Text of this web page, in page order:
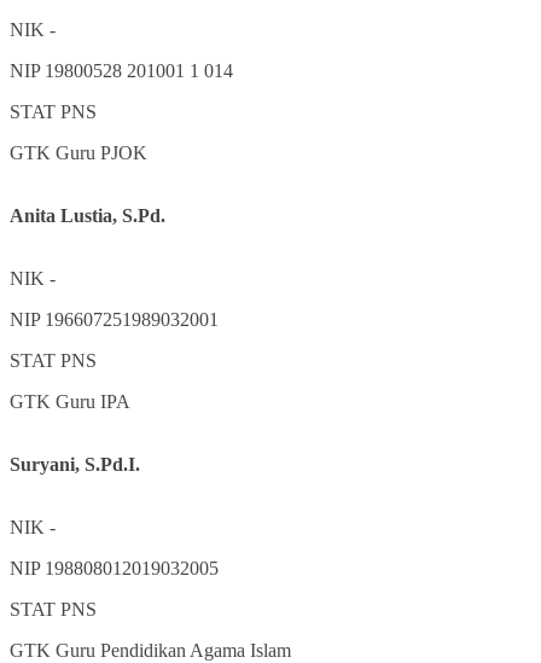
NIK -
NIP 19800528 201001 1 014
STAT PNS
GTK Guru PJOK
Anita Lustia, S.Pd.
NIK -
NIP 196607251989032001
STAT PNS
GTK Guru IPA
Suryani, S.Pd.I.
NIK -
NIP 198808012019032005
STAT PNS
GTK Guru Pendidikan Agama Islam